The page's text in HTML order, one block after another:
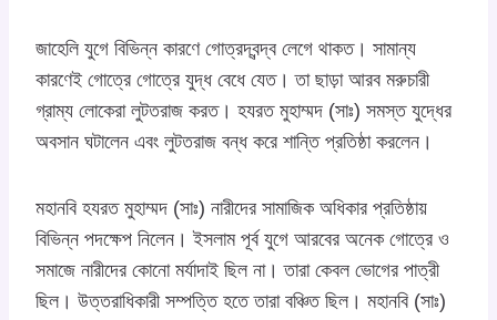
জাহেলি যুগে বিভিন্ন কারণে গোত্রদ্বন্দ্ব লেগে থাকত। সামান্য
কারণেই গোত্রে গোত্রে যুদ্ধ বেধে যেত। তা ছাড়া আরব মরুচারী
গ্রাম্য লোকেরা লুটতরাজ করত। হযরত মুহাম্মদ (সাঃ) সমস্ত যুদ্ধের
অবসান ঘটালেন এবং লুটতরাজ বন্ধ করে শান্তি প্রতিষ্ঠা করলেন।
মহানবি হযরত মুহাম্মদ (সাঃ) নারীদের সামাজিক অধিকার প্রতিষ্ঠায়
বিভিন্ন পদক্ষেপ নিলেন। ইসলাম পূর্ব যুগে আরবের অনেক গোত্রে ও
সমাজে নারীদের কোনো মর্যাদাই ছিল না। তারা কেবল ভোগের পাত্রী
ছিল। উত্তরাধিকারী সম্পত্তি হতে তারা বঞ্চিত ছিল। মহানবি (সাঃ)